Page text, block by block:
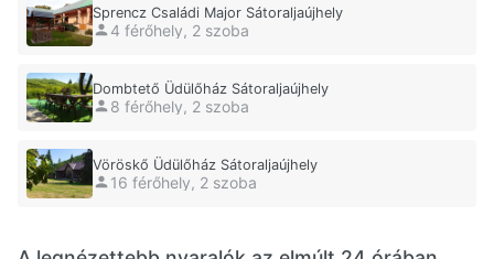
Sprencz Családi Major Sátoraljaújhely
4 férőhely, 2 szoba
Dombtető Üdülőház Sátoraljaújhely
8 férőhely, 2 szoba
Vöröskő Üdülőház Sátoraljaújhely
16 férőhely, 2 szoba